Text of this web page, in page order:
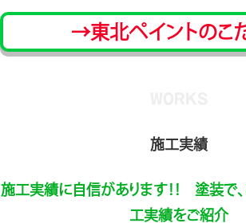
→東北ペイントのこ
施工実績
施工実績に自信があります！！ 塗装で、
工実績をご紹介